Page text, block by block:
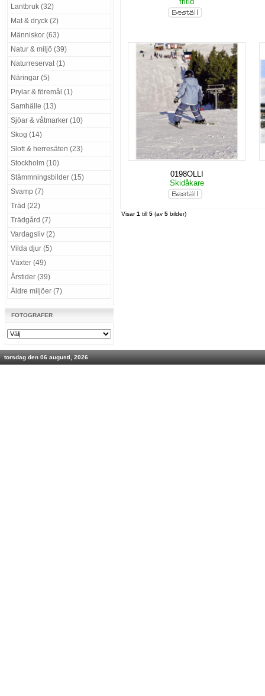
Lantbruk (32)
Mat & dryck (2)
Människor (63)
Natur & miljö (39)
Naturreservat (1)
Näringar (5)
Prylar & föremål (1)
Samhälle (13)
Sjöar & våtmarker (10)
Skog (14)
Slott & herresäten (23)
Stockholm (10)
Stämmningsbilder (15)
Svamp (7)
Träd (22)
Trädgård (7)
Vardagsliv (2)
Vilda djur (5)
Växter (49)
Årstider (39)
Äldre miljöer (7)
FOTOGRAFER
0198OLLI
Skidåkare
Visar1 till 5 (av 5 bilder)
torsdag den 06 augusti, 2026